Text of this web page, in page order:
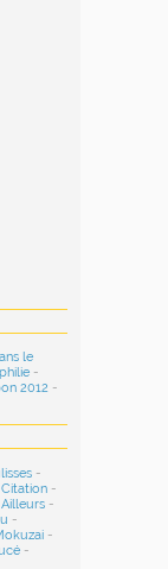
le
-
2012 -
-
Citation -
Ailleurs -
-
-
-